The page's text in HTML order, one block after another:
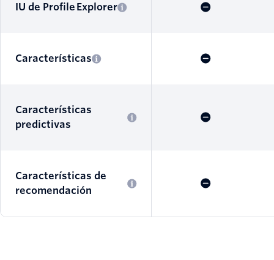
IU de Profile Explorer
Características
Características
predictivas
Características de
recomendación